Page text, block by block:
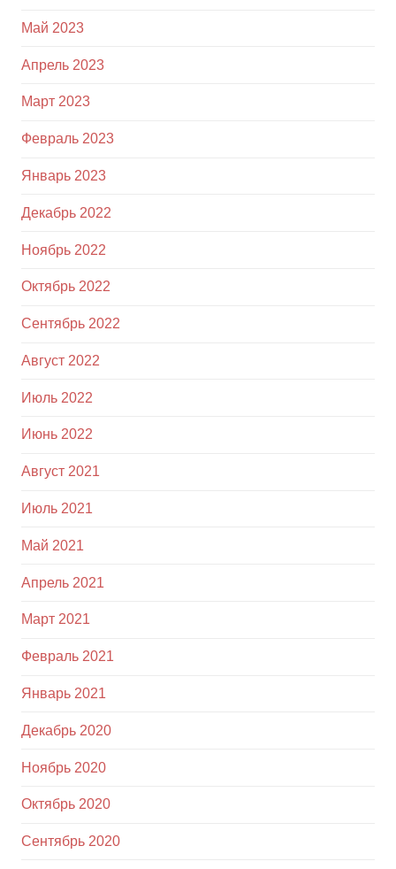
Май 2023
Апрель 2023
Март 2023
Февраль 2023
Январь 2023
Декабрь 2022
Ноябрь 2022
Октябрь 2022
Сентябрь 2022
Август 2022
Июль 2022
Июнь 2022
Август 2021
Июль 2021
Май 2021
Апрель 2021
Март 2021
Февраль 2021
Январь 2021
Декабрь 2020
Ноябрь 2020
Октябрь 2020
Сентябрь 2020